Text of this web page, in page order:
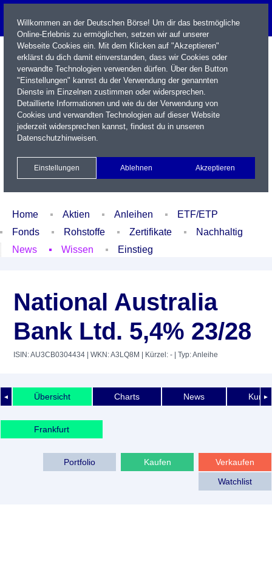
Name / WKN / ISIN / Kürzel
Xetra Realtime
Watchlist Portfolio Login
Home Aktien Anleihen
ETF/ETP
Fonds
Rohstoffe Zertifikate
Nachhaltig
News
Wissen Einstieg
National Australia
Bank Ltd. 5,4% 23/28
ISIN: AU3CB0304434 | WKN: A3LQ8M | Kürzel: - | Typ: Anleihe
◄ ►
Übersicht Charts News
Frankfurt
Verkaufen
Kaufen
Portfolio
Watchlist
Willkommen an der Deutschen Börse! Um dir das bestmögliche
Online-Erlebnis zu ermöglichen, setzen wir auf unserer
Webseite Cookies ein. Mit dem Klicken auf "Akzeptieren"
erklärst du dich damit einverstanden, dass wir Cookies oder
verwandte Technologien verwenden dürfen. Über den Button
"Einstellungen" kannst du der Verwendung der genannten
Dienste im Einzelnen zustimmen oder widersprechen.
Detaillierte Informationen und wie du der Verwendung von
Cookies und verwandten Technologien auf dieser Website
jederzeit widersprechen kannst, findest du in unseren
Datenschutzhinweisen.
Einstellungen Ablehnen Akzeptieren